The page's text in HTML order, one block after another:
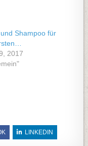
Shampoo für
2017
LINKEDIN